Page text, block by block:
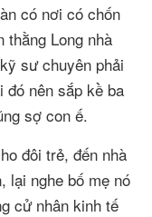
có nơi có chốn
thằng Long nhà
sư chuyên phải
nên sắp kề ba
sợ con ế.
đôi trẻ, đến nhà
lại nghe bố mẹ nó
cử nhân kinh tế